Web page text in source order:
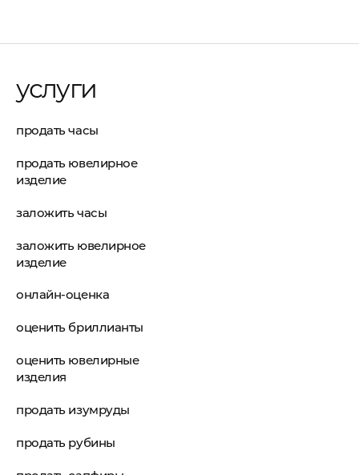
услуги
продать часы
продать ювелирное
изделие
заложить часы
заложить ювелирное
изделие
онлайн-оценка
оценить бриллианты
оценить ювелирные
изделия
продать изумруды
продать рубины